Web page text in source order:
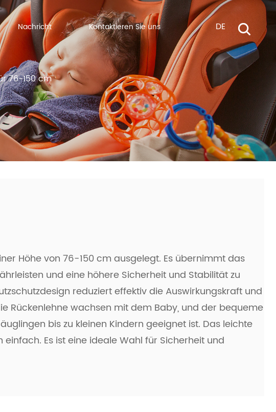
Nachricht Kontaktieren Sie uns DE
76-150 cm
Höhe von 76-150 cm ausgelegt. Es übernimmt das
und eine höhere Sicherheit und Stabilität zu
reduziert effektiv die Auswirkungskraft und
Rückenlehne wachsen mit dem Baby, und der bequeme
bis zu kleinen Kindern geeignet ist. Das leichte
Es ist eine ideale Wahl für Sicherheit und